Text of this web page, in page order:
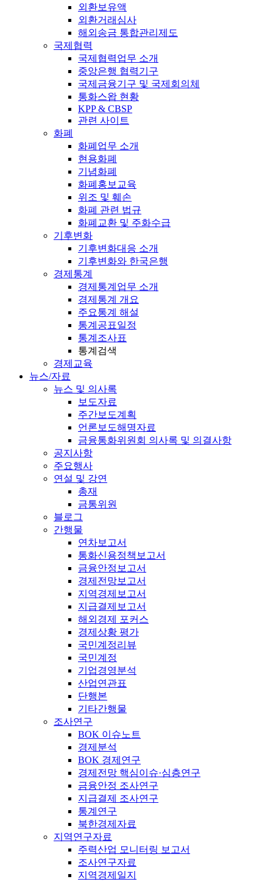
외환보유액
외환거래심사
해외송금 통합관리제도
국제협력
국제협력업무 소개
중앙은행 협력기구
국제금융기구 및 국제회의체
통화스왑 현황
KPP & CBSP
관련 사이트
화폐
화폐업무 소개
현용화폐
기념화폐
화폐홍보교육
위조 및 훼손
화폐 관련 법규
화폐교환 및 주화수급
기후변화
기후변화대응 소개
기후변화와 한국은행
경제통계
경제통계업무 소개
경제통계 개요
주요통계 해설
통계공표일정
통계조사표
통계검색
경제교육
뉴스/자료
뉴스 및 의사록
보도자료
주간보도계획
언론보도해명자료
금융통화위원회 의사록 및 의결사항
공지사항
주요행사
연설 및 강연
총재
금통위원
블로그
간행물
연차보고서
통화신용정책보고서
금융안정보고서
경제전망보고서
지역경제보고서
지급결제보고서
해외경제 포커스
경제상황 평가
국민계정리뷰
국민계정
기업경영분석
산업연관표
단행본
기타간행물
조사연구
BOK 이슈노트
경제분석
BOK 경제연구
경제전망 핵심이슈·심층연구
금융안정 조사연구
지급결제 조사연구
통계연구
북한경제자료
지역연구자료
주력산업 모니터링 보고서
조사연구자료
지역경제일지